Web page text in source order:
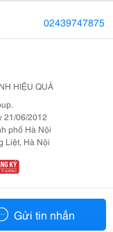
Gửi tin nhắn
02439747875
HIỆU QUẢ
21/06/2012
phố Hà Nội
Liệt, Hà Nội